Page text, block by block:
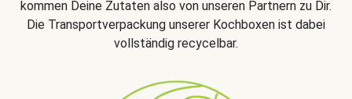
kommen Deine Zutaten also von unseren Partnern zu Dir.
Die Transportverpackung unserer Kochboxen ist dabei
vollständig recycelbar.